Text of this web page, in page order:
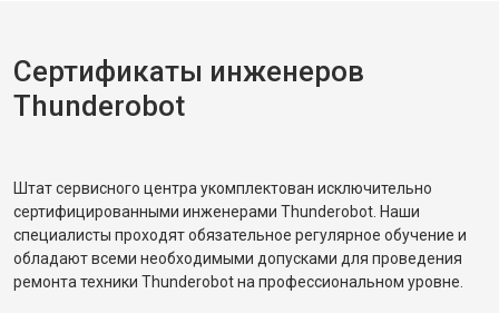
Сертификаты инженеров
Thunderobot
Штат сервисного центра укомплектован исключительно
сертифицированными инженерами Thunderobot. Наши
специалисты проходят обязательное регулярное обучение и
обладают всеми необходимыми допусками для проведения
ремонта техники Thunderobot на профессиональном уровне.